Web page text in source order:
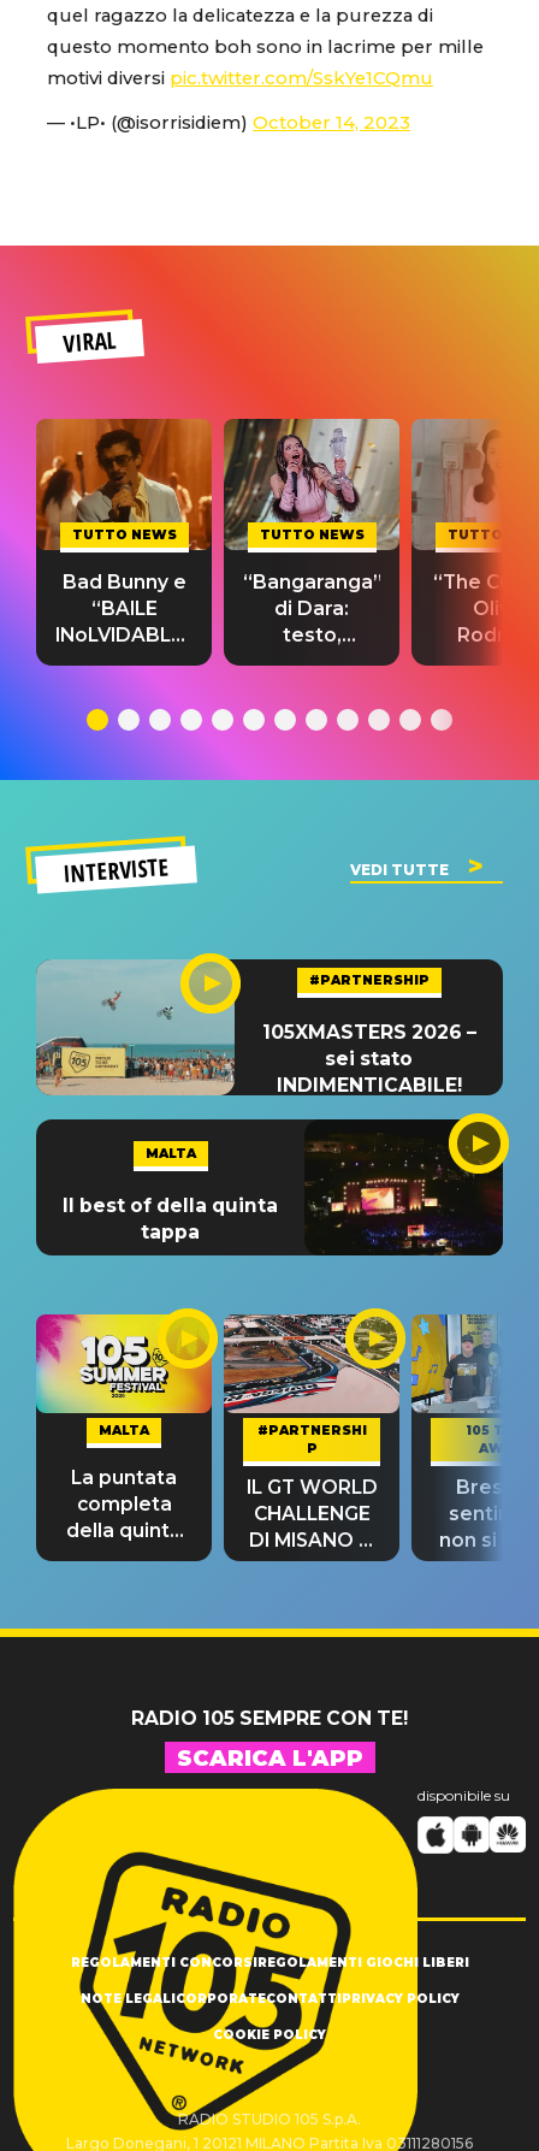
quel ragazzo la delicatezza e la purezza di
questo momento boh sono in lacrime per mille
motivi diversi pic.twitter.com/SskYe1CQmu
— •LP• (@isorrisidiem) October 14, 2023
VIRAL
TUTTO NEWS
Bad Bunny e
“BAILE
INoLVIDABLE”:
testo,
significato
TUTTO NEWS
“Bangaranga”
di Dara:
testo,
traduzione e
del singolo
TUTTO
“The
Olivia
testo,
INTERVISTE VEDI TUTTE
#PARTNERSHIP
105XMASTERS 2026 –
sei stato
INDIMENTICABILE!
MALTA
Il best of della quinta
tappa
MALTA
La puntata
completa
della quinta
tappa
#PARTNERSHI
P
IL GT WORLD
CHALLENGE
DI MISANO si
riconferma
105 TAKE
AWAY
Bresh:
non si
fino alla
RADIO 105 SEMPRE CON TE!
SCARICA L'APP
disponibile su
REGOLAMENTI CONCORSI REGOLAMENTI GIOCHI LIBERI
NOTE LEGALI CORPORATECONTATTI PRIVACY POLICY
COOKIE POLICY
RADIO STUDIO 105 S.p.A.
Largo Donegani, 1 20121 MILANO Partita Iva 03111280156